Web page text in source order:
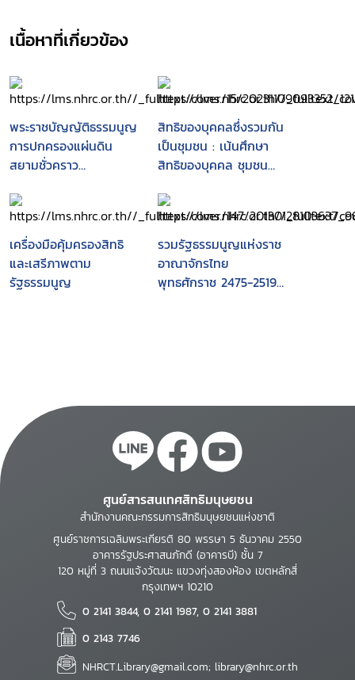
เนื้อหาที่เกี่ยวข้อง
พระราชบัญญัติธรรมนูญ
การปกครองแผ่นดิน
สยามชั่วคราว
สิทธิของบุคคลซึ่งรวมกัน
เป็นชุมชน : เน้นศึกษา
สิทธิของบุคคล ชุมชน
ท้องถิ่น ในการมีส่วนร่วม
บำรุงรักษาและใช้
ประโยชน์จาก
ทรัพยากรธรรมชาติและ
สิ่งแวดล้อมตามมาตรา
เครื่องมือคุ้มครองสิทธิ
และเสรีภาพตาม
รัฐธรรมนูญ
รวมรัฐธรรมนูญแห่งราช
อาณาจักรไทย
พุทธศักราช 2475-2519 :
ศูนย์สารสนเทศสิทธิมนุษยชน
สำนักงานคณะกรรมการสิทธิมนุษยชนแห่งชาติ
ศูนย์ราชการเฉลิมพระเกียรติ 80 พรรษา 5 ธันวาคม 2550
อาคารรัฐประศาสนภักดี (อาคารบี) ชั้น 7
120 หมู่ที่ 3 ถนนแจ้งวัฒนะ แขวงทุ่งสองห้อง เขตหลักสี่
กรุงเทพฯ 10210
0 2141 3844, 0 2141 1987, 0 2141 3881
0 2143 7746
NHRCT.Library@gmail.com; library@nhrc.or.th